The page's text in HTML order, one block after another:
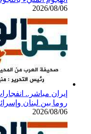
2026/08/06
إيران مباشر..
روما بين لبنان
2026/08/06